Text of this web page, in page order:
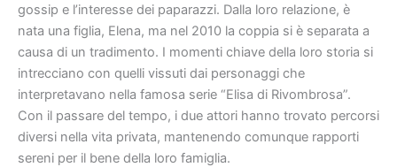
gossip e l’interesse dei paparazzi. Dalla loro relazione, è
nata una figlia, Elena, ma nel 2010 la coppia si è separata a
causa di un tradimento. I momenti chiave della loro storia si
intrecciano con quelli vissuti dai personaggi che
interpretavano nella famosa serie “Elisa di Rivombrosa”.
Con il passare del tempo, i due attori hanno trovato percorsi
diversi nella vita privata, mantenendo comunque rapporti
sereni per il bene della loro famiglia.